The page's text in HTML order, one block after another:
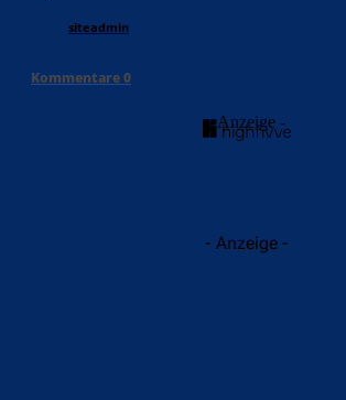
siteadmin
Kommentare0
- Anzeige -
- Anzeige -